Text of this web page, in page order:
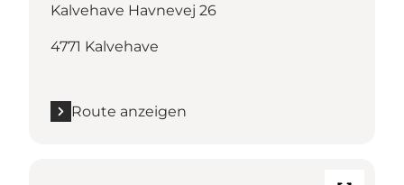
Kalvehave Havnevej 26
4771 Kalvehave
Route anzeigen